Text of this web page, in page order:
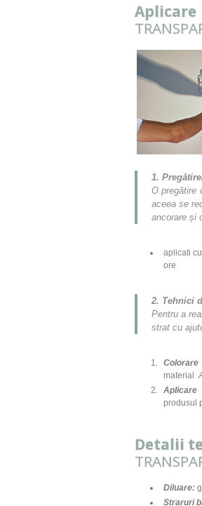
Aplicare
1. Pregă
O pregătire
aceea se
ancorare și
aplicati
ore
2. Tehnici
Pentru a
strat cu
Colorare
material
Aplicare
produsul
Detalii
Diluare:
Straruri